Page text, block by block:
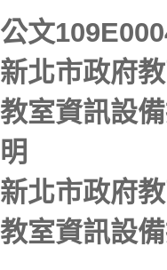
公文
新北市政府
教室資訊設
明
新北市政府
教室資訊設